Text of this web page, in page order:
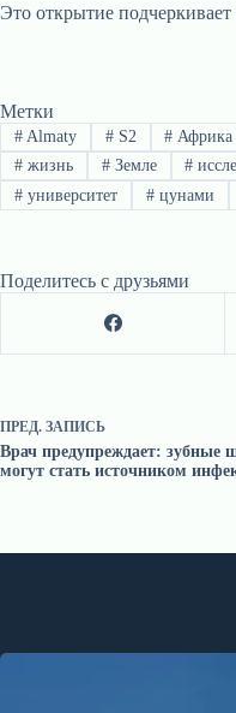
Это открытие
Метки
#Almaty #S2 # Африка
#жизнь #Земле #
#университет #цунами
Поделитесь с друзьями
ПРЕД. ЗАПИСЬ
Врач предупреждает: зубные
могут стать источником